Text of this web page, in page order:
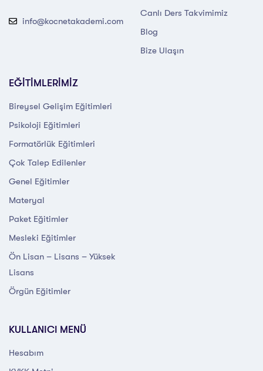
info@kocnetakademi.com
Canlı Ders Takvimimiz
Blog
Bize Ulaşın
EĞİTİMLERİMİZ
Bireysel Gelişim Eğitimleri
Psikoloji Eğitimleri
Formatörlük Eğitimleri
Çok Talep Edilenler
Genel Eğitimler
Materyal
Paket Eğitimler
Mesleki Eğitimler
Ön Lisan – Lisans – Yüksek
Lisans
Örgün Eğitimler
KULLANICI MENÜ
Hesabım